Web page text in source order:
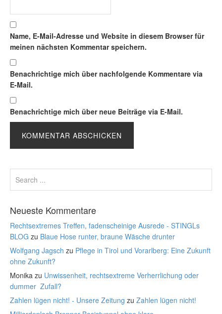
Name, E-Mail-Adresse und Website in diesem Browser für
meinen nächsten Kommentar speichern.
Benachrichtige mich über nachfolgende Kommentare via
E-Mail.
Benachrichtige mich über neue Beiträge via E-Mail.
Neueste Kommentare
Rechtsextremes Treffen, fadenscheinige Ausrede - STINGLs
BLOG zu Blaue Hose runter, braune Wäsche drunter
Wolfgang Jagsch zu Pflege in Tirol und Vorarlberg: Eine Zukunft
ohne Zukunft?
Monika zu Unwissenheit, rechtsextreme Verherrlichung oder
dummer Zufall?
Zahlen lügen nicht! - Unsere Zeitung zu Zahlen lügen nicht!